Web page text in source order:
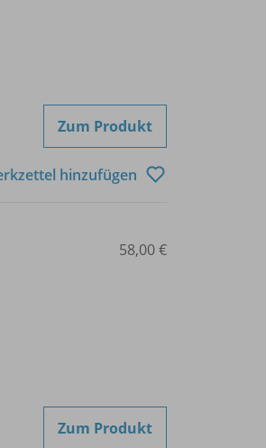
Zum Produkt
hinzufügen
58,00 €
Zum Produkt